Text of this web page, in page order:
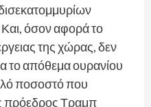
όσον αφορά το
της χώρας, δεν
το απόθεμα ουρανίου
ποσοστό που
πρόεδρος Τραμπ